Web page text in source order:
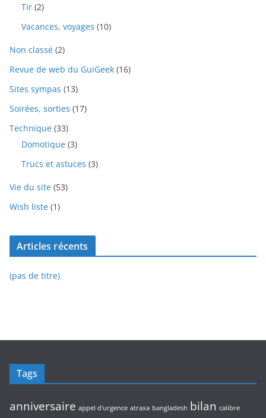
Tir (2)
Vacances, voyages (10)
Non classé (2)
Revue de web du GuiGeek (16)
Sites sympas (13)
Soirées, sorties (17)
Technique (33)
Domotique (3)
Trucs et astuces (3)
Vie du site (53)
Wish liste (1)
Articles récents
(pas de titre)
Tags
anniversaire appel d'urgence atraxa bangladesh bilan calibre